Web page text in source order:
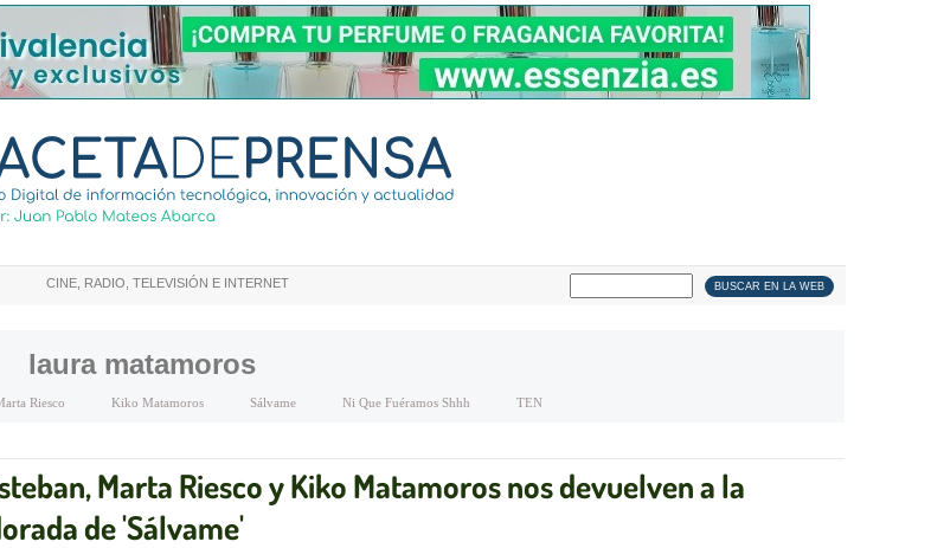
CINE, RADIO, TELEVISIÓN E INTERNET
laura matamoros
Riesco Kiko Matamoros Sálvame Ni Que Fuéramos Shhh TEN
Marta Riesco y Kiko Matamoros nos devuelven a la
de 'Sálvame'